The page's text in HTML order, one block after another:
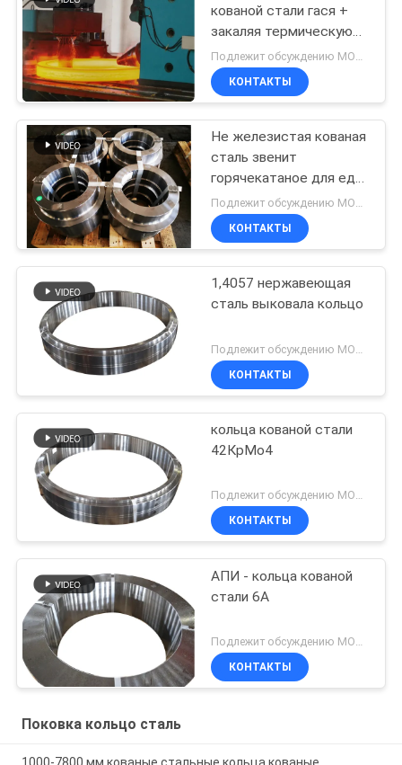
кованой стали гася +
закаляя термическую
обработку
Подлежит обсуждению MOQ:Оборотный
КОНТАКТЫ
Не железистая кованая
сталь звенит
горячекатаное для еды
& напитка Индутры
КОНТАКТЫ
1,4057 нержавеющая
сталь выковала кольцо
КОНТАКТЫ
кольца кованой стали
42КрМо4
Подлежит обсуждению MOQ:Могущий быть предметом переговоров
КОНТАКТЫ
АПИ - кольца кованой
стали 6А
Подлежит обсуждению MOQ:Могущий быть предметом переговоров
КОНТАКТЫ
Поковка кольцо сталь